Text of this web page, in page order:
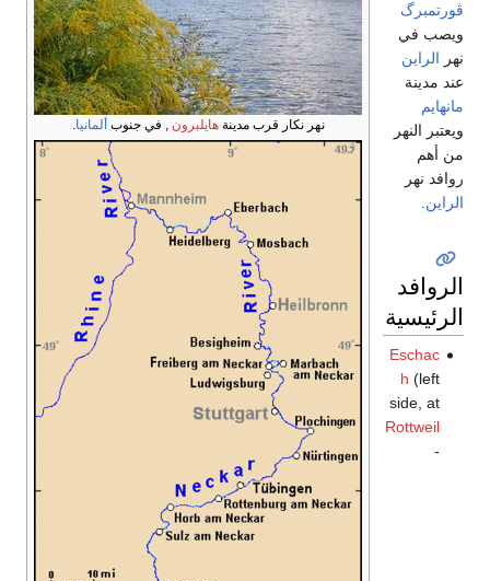
نهر نكار قرب مدينةهايلبرون , في جنوب ألمانيا.
ڤورتمبرگ
ويصب في
نهر الراين
عند مدينة
مانهايم
ویعتبر النهر
من أهم
روافد نهر
الراين
الروافد
الرئيسية
Eschac
h (left
side, at
Rottweil
-